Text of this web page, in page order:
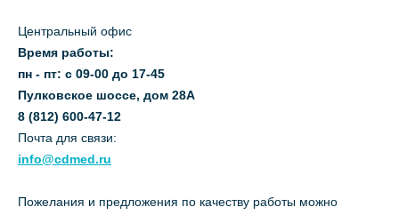
Центральный офис
Время работы:
пн - пт: с 09-00 до 17-45
Пулковское шоссе, дом 28А
8 (812) 600-47-12
Почта для связи:
info@cdmed.ru
Пожелания и предложения по качеству работы можно